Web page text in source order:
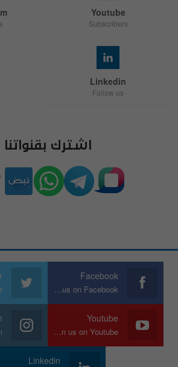
Youtube
Subscribers
Linkedin
Follow us
اشترك بقنواتنا
Facebook
Join us on Facebook
Youtube
Join us on Youtube
Linkedin